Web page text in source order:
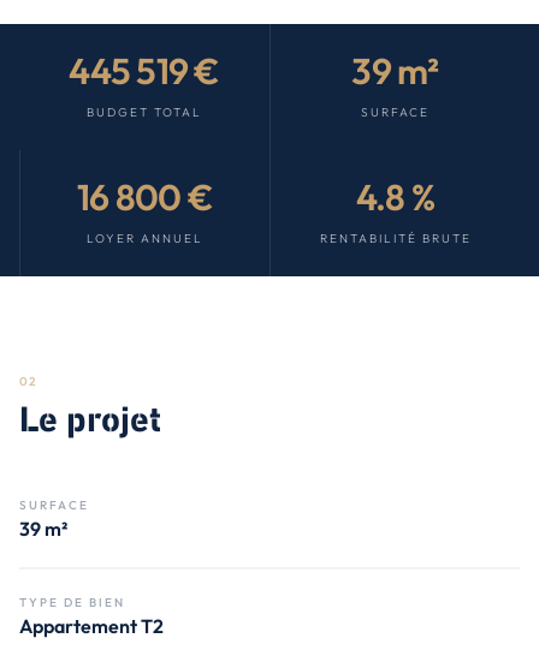
445 519 €
BUDGET TOTAL
39 m²
SURFACE
16 800 €
LOYER ANNUEL
4.8 %
RENTABILITÉ BRUTE
02
Le projet
SURFACE
39 m²
TYPE DE BIEN
Appartement T2